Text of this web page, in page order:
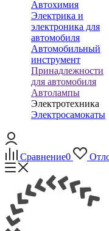
Автохимия
Электрика и
электроника для
автомобиля
Автомобильный
инструмент
Принадлежности
для автомобиля
Автолампы
Электротехника
Электросамокаты
Сравнение0